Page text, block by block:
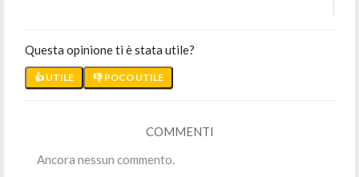
Questa opinione ti è stata utile?
👍 UTILE 👎 POCO UTILE
COMMENTI
Ancora nessun commento.